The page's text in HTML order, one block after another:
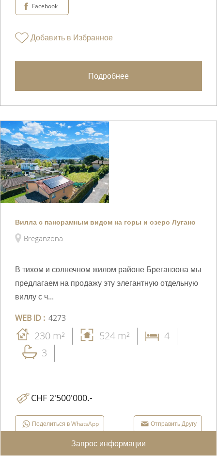
Facebook
Добавить в Избранное
Подробнее
Вилла с панорамным видом на горы и озеро Лугано
Breganzona
В тихом и солнечном жилом районе Бреганзона мы
предлагаем на продажу эту элегантную отдельную
виллу с ч...
WEB ID : 4273
230 m² 524 m²
4
3
CHF 2'500'000.-
Поделиться в WhatsApp Отправить Другу
Запрос информации